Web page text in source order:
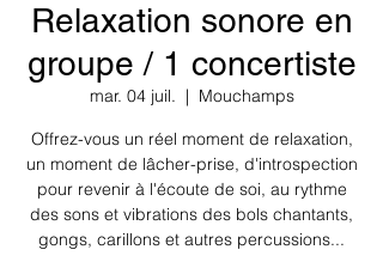
Relaxation sonore en
groupe / 1 concertiste
mar. 04 juil.
  |
Mouchamps
Offrez-vous un réel moment de relaxation,
un moment de lâcher-prise, d'introspection
pour revenir à l'écoute de soi, au rythme
des sons et vibrations des bols chantants,
gongs, carillons et autres percussions...